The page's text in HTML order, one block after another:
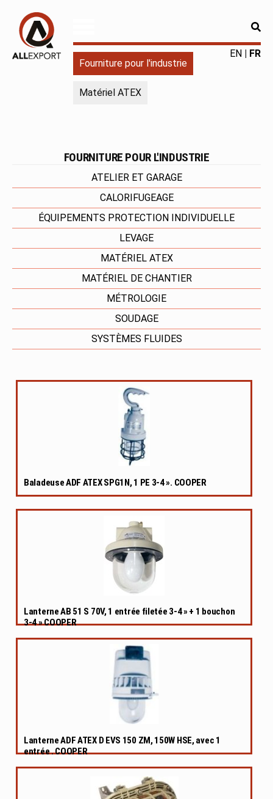
Fourniture
pour
Fabricant
EN
FR
Fourniture pour l'industrie
Matériel ATEX
FOURNITURE POUR L'INDUSTRIE
ATELIER ET GARAGE
CALORIFUGEAGE
ÉQUIPEMENTS PROTECTION INDIVIDUELLE
LEVAGE
MATÉRIEL ATEX
MATÉRIEL DE CHANTIER
MÉTROLOGIE
SOUDAGE
SYSTÈMES FLUIDES
Baladeuse ADF ATEX SPG1N, 1 PE 3-4 ». COOPER
Lanterne AB 51 S 70V, 1 entrée filetée 3-4 » + 1 bouchon
3-4 » COOPER
Lanterne ADF ATEX D EVS 150 ZM, 150W HSE, avec 1
entrée . COOPER